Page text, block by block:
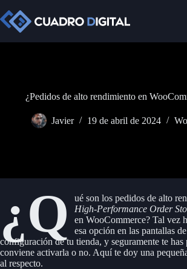
al
contenido
¿Pedidos de alto rendimiento en
Javier 19 de abril de 2024
¿Q
ué son los pedidos de alto
High-Performance Order
en WooCommerce? Tal vez
esa opción en las pantallas de
configuración de tu tienda, y seguramente te has
conviene activarla o no. Aquí te doy una
al respecto.